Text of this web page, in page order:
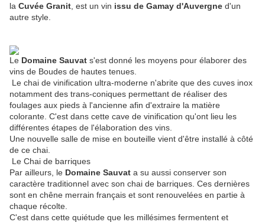
la Cuvée Granit , est un vin issu de Gamay d'Auvergne d'un
autre style.
Le Domaine Sauvat s'est donné les moyens pour élaborer des
vins de Boudes de hautes tenues.
Le chai de vinification ultra-moderne n'abrite que des cuves inox
notamment des trans-coniques permettant de réaliser des
foulages aux pieds à l'ancienne afin d'extraire la matière
colorante. C'est dans cette cave de vinification qu'ont lieu les
différentes étapes de l'élaboration des vins.
Une nouvelle salle de mise en bouteille vient d'être installé à côté
de ce chai.
Le Chai de barriques
Par ailleurs, le Domaine Sauvat a su aussi conserver son
caractère traditionnel avec son chai de barriques. Ces dernières
sont en chêne merrain français et sont renouvelées en partie à
chaque récolte.
C'est dans cette quiétude que les millésimes fermentent et